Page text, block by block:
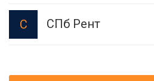
С СПб Рент